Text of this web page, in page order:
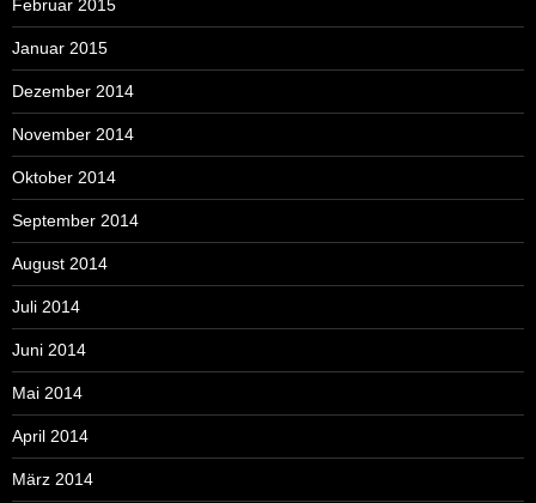
Februar 2015
Januar 2015
Dezember 2014
November 2014
Oktober 2014
September 2014
August 2014
Juli 2014
Juni 2014
Mai 2014
April 2014
März 2014